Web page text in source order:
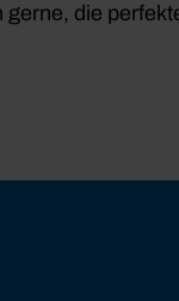
gerne, die